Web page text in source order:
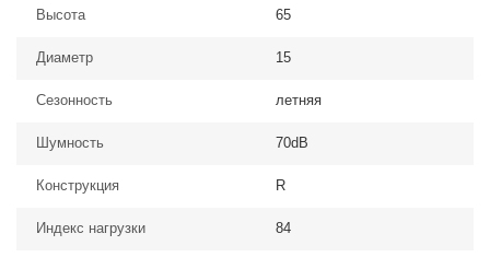
Высота 65
Диаметр 15
Сезонность летняя
Шумность 70dB
Конструкция R
Индекс нагрузки 84